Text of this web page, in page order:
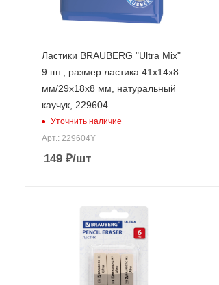
Ластики BRAUBERG "Ultra Mix"
9 шт., размер ластика 41х14х8
мм/29х18х8 мм, натуральный
каучук, 229604
Уточнить наличие
Арт.: 229604Y
149 ₽/шт